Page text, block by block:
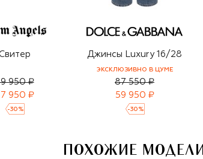
950 ₽
950 ₽
-30 %
Джинсы Luxury 16/28
ЭКСКЛЮЗИВНО В ЦУМЕ
87 550 ₽
59 950 ₽
-30 %
ПОХОЖИЕ МОДЕЛИ